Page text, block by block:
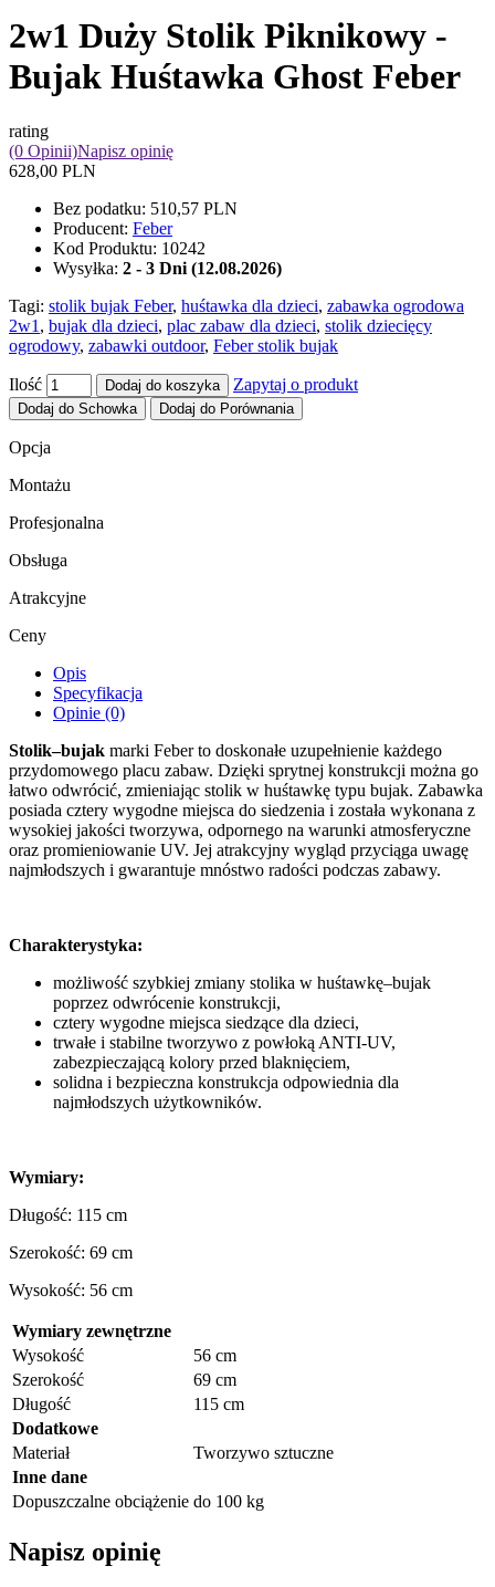
2w1 Duży Stolik Piknikowy -
Bujak Huśtawka Ghost Feber
rating
(0 Opinii)Napisz opinię
628,00 PLN
Bez podatku: 510,57 PLN
Producent: Feber
Kod Produktu: 10242
Wysyłka: 2 - 3 Dni (12.08.2026)
Tagi: stolik bujak Feber, huśtawka dla dzieci, zabawka ogrodowa
2w1 , bujak dla dzieci, plac zabaw dla dzieci, stolik dziecięcy
ogrodowy, zabawki outdoor, Feber stolik bujak
Ilość Dodaj do koszyka Zapytaj o produkt
Dodaj do Schowka Dodaj do Porównania
Opcja
Montażu
Profesjonalna
Obsługa
Atrakcyjne
Ceny
Opis
Specyfikacja
Opinie (0)
Stolik–bujak marki Feber to doskonałe uzupełnienie każdego
przydomowego placu zabaw. Dzięki sprytnej konstrukcji można go
łatwo odwrócić, zmieniając stolik w huśtawkę typu bujak. Zabawka
posiada cztery wygodne miejsca do siedzenia i została wykonana z
wysokiej jakości tworzywa, odpornego na warunki atmosferyczne
oraz promieniowanie UV. Jej atrakcyjny wygląd przyciąga uwagę
najmłodszych i gwarantuje mnóstwo radości podczas zabawy.
Charakterystyka:
możliwość szybkiej zmiany stolika w huśtawkę–bujak
poprzez odwrócenie konstrukcji,
cztery wygodne miejsca siedzące dla dzieci,
trwałe i stabilne tworzywo z powłoką ANTI-UV,
zabezpieczającą kolory przed blaknięciem,
solidna i bezpieczna konstrukcja odpowiednia dla
najmłodszych użytkowników.
Wymiary:
Długość: 115 cm
Szerokość: 69 cm
Wysokość: 56 cm
Wymiary zewnętrzne
Wysokość
56 cm
Szerokość
69 cm
Długość
115 cm
Dodatkowe
Materiał
Tworzywo sztuczne
Inne dane
Dopuszczalne obciążenie do 100 kg
Napisz opinię